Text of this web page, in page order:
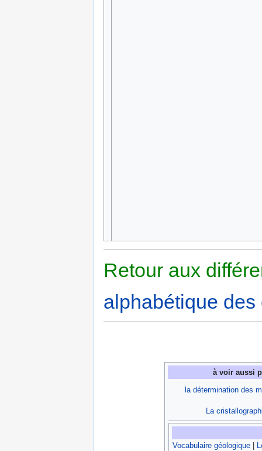
Retour aux
alphabétique
à voir aussi
la détermination des
La
Vocabulaire géologique|